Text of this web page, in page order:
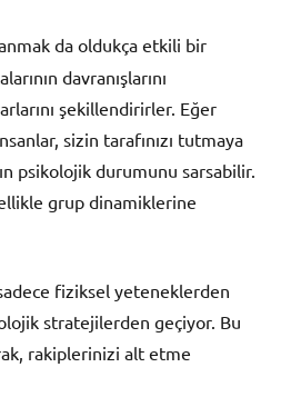
da oldukça etkili bir
davranışlarını
şekillendirirler. Eğer
sizin tarafınızı tutmaya
psikolojik durumunu sarsabilir.
grup dinamiklerine
fiziksel yeteneklerden
stratejilerden geçiyor. Bu
rakiplerinizi alt etme